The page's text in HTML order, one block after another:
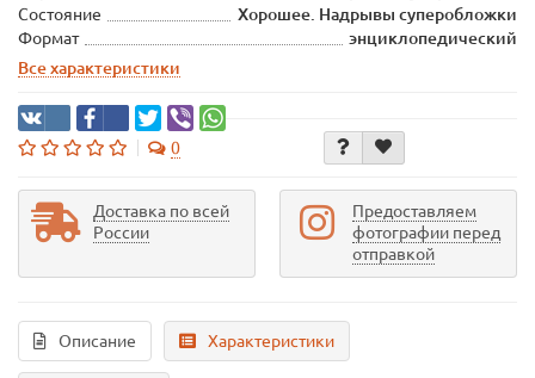
Состояние
Хорошее. Надрывы суперобложки
Формат
энциклопедический
Все характеристики
0
Доставка по всей
России
Предоставляем
фотографии перед
отправкой
Описание Характеристики